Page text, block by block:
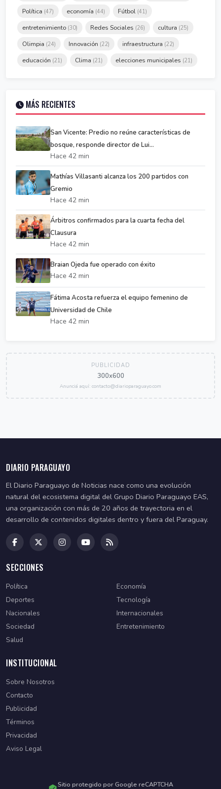
Política (47) economía (44) Fútbol (41)
entretenimiento (30) Redes Sociales (26) cultura (25)
Olimpia (24) Innovación (22) infraestructura (22)
educación (21) Clima (21) elecciones municipales (21)
MÁS RECIENTES
San Vicente: Predio no reúne características de
bosque, responde director de Lui...
Hace 42 min
Mathías Villasanti alcanza los 200 partidos con
Gremio
Hace 42 min
Árbitros confirmados para la cuarta fecha del
Clausura
Hace 42 min
Braian Ojeda fue operado con éxito
Hace 42 min
Fátima Acosta refuerza el equipo femenino de
Universidad de Chile
Hace 42 min
PUBLICIDAD
300x600
Anunciá aquí: contacto@diarioparaguayo.com
DIARIO PARAGUAYO
El Diario Paraguayo de Noticias nace como una evolución
natural del ecosistema digital del Grupo Diario Paraguayo EAS,
una organización con más de 20 años de trayectoria en el
desarrollo de contenidos digitales dentro y fuera del Paraguay.
SECCIONES
Política
Economía
Deportes
Tecnología
Nacionales
Internacionales
Sociedad
Entretenimiento
Salud
INSTITUCIONAL
Sobre Nosotros
Contacto
Publicidad
Términos
Privacidad
Aviso Legal
Sitio protegido por Google reCAPTCHA